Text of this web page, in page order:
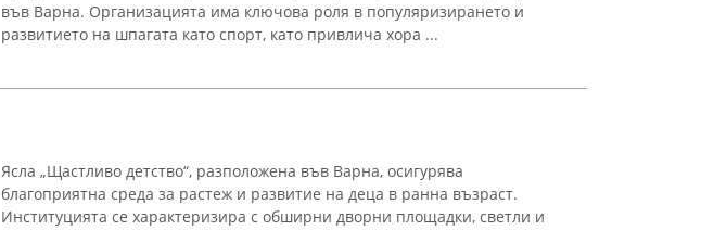
във Варна. Организацията има ключова роля в популяризирането и
развитието на шпагата като спорт, като привлича хора ...
Ясла „Щастливо детство“, разположена във Варна, осигурява
благоприятна среда за растеж и развитие на деца в ранна възраст.
Институцията се характеризира с обширни дворни площадки, светли и